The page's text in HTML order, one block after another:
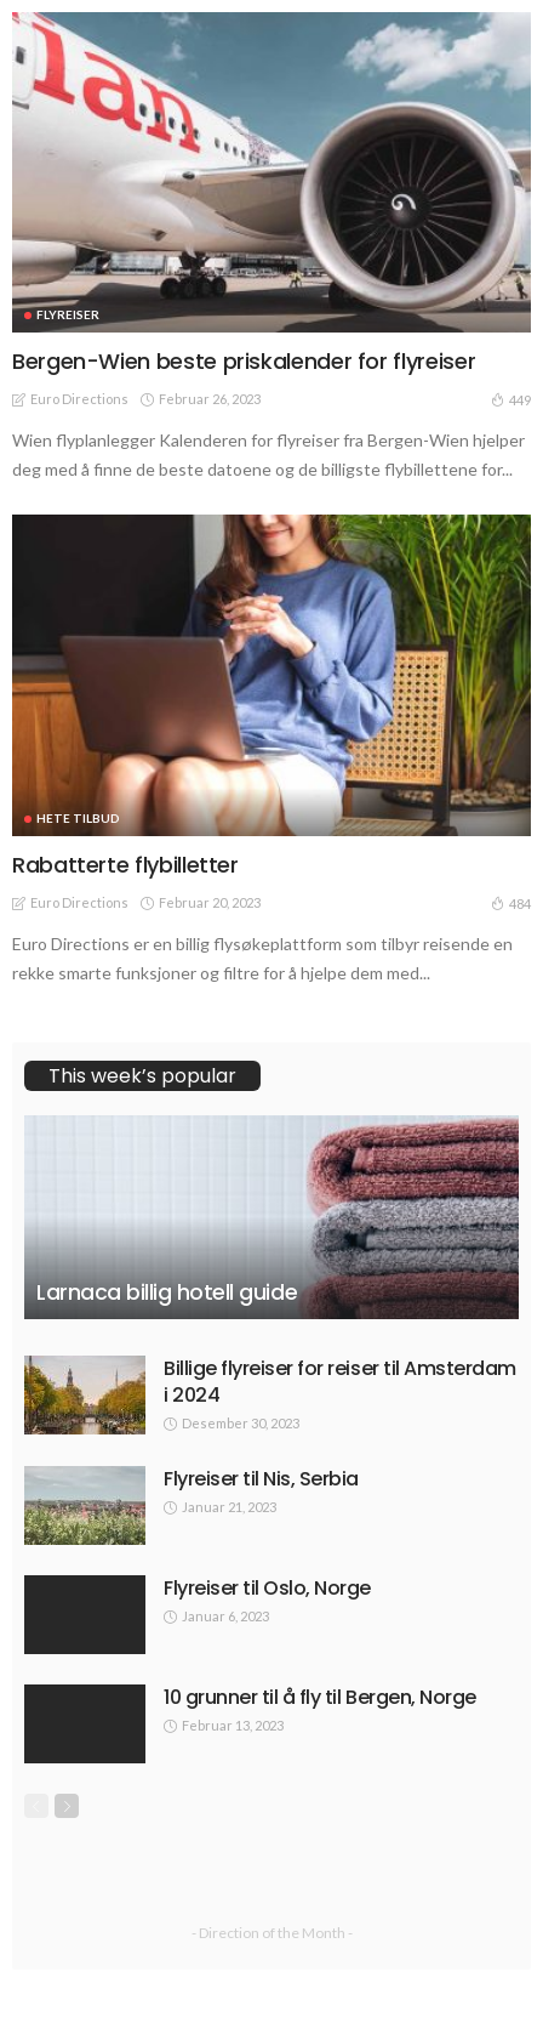
FLYREISER
Bergen-Wien beste priskalender for flyreiser
Euro Directions Februar 26, 2023 449
Wien flyplanlegger Kalenderen for flyreiser fra Bergen-Wien hjelper
deg med å finne de beste datoene og de billigste flybillettene for...
HETE TILBUD
Rabatterte flybilletter
Euro Directions Februar 20, 2023 484
Euro Directions er en billig flysøkeplattform som tilbyr reisende en
rekke smarte funksjoner og filtre for å hjelpe dem med...
This week’s popular
Larnaca billig hotell guide
Billige flyreiser for reiser til Amsterdam
i 2024
Desember 30, 2023
Flyreiser til Nis, Serbia
Januar 21, 2023
Flyreiser til Oslo, Norge
Januar 6, 2023
10 grunner til å fly til Bergen, Norge
Februar 13, 2023
- Direction of the Month -